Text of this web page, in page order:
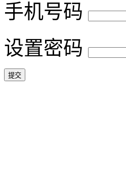
手机号码
设置密码